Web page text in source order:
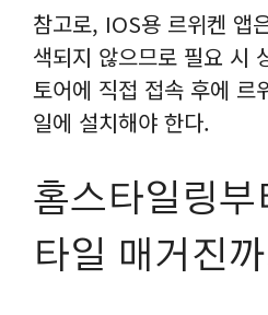
참고로, IOS용 르위켄 앱
색되지 않으므로 필요 시
토어에 직접 접속 후에 르
일에 설치해야 한다.
홈스타일링부
타일 매거진까